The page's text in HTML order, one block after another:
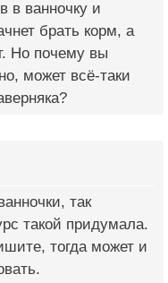
в ванночку и
брать корм, а
Но почему вы
может всё-таки
так
такой придумала.
тогда может и